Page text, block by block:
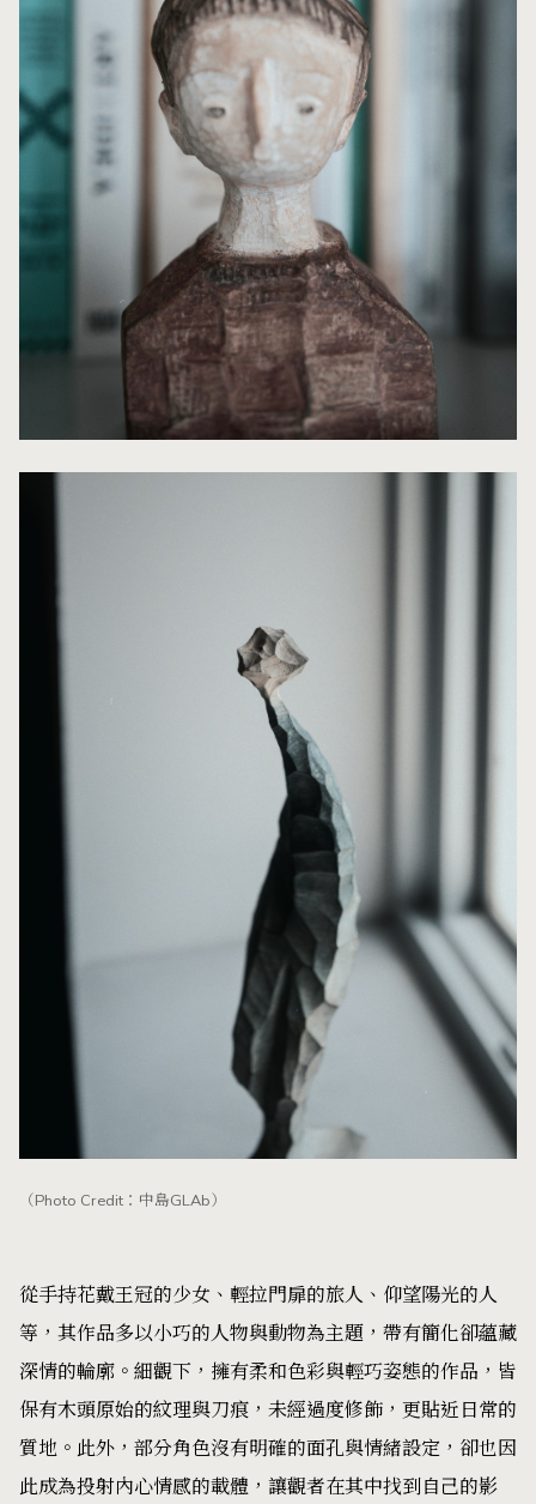
（Photo Credit：中島GLAb）
從手持花戴王冠的少女、輕拉門扉的旅人、仰望陽光的人
等，其作品多以小巧的人物與動物為主題，帶有簡化卻蘊藏
深情的輪廓。細觀下，擁有柔和色彩與輕巧姿態的作品，皆
保有木頭原始的紋理與刀痕，未經過度修飾，更貼近日常的
質地。此外，部分角色沒有明確的面孔與情緒設定，卻也因
此成為投射內心情感的載體，讓觀者在其中找到自己的影